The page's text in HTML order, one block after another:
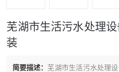
芜湖市生活污水处理
装
简要描述： 芜湖市生活污水处理